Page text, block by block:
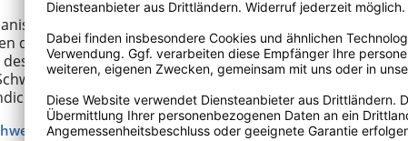
Gütewerte
des Schweißgutes
Schweißgutes
/ Anwendungsinformationen